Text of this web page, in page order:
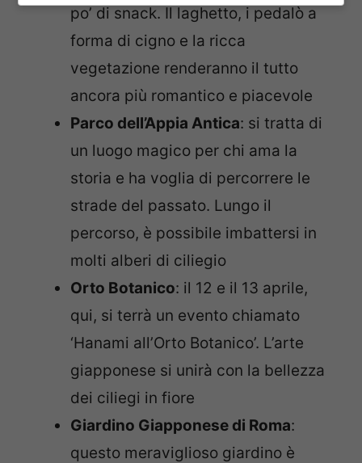
po’ di snack. Il laghetto, i pedalò a
forma di cigno e la ricca
vegetazione renderanno il tutto
ancora più romantico e piacevole
Parco dell’Appia Antica: si tratta di
un luogo magico per chi ama la
storia e ha voglia di percorrere le
strade del passato. Lungo il
percorso, è possibile imbattersi in
molti alberi di ciliegio
Orto Botanico: il 12 e il 13 aprile,
qui, si terrà un evento chiamato
‘Hanami all’Orto Botanico’. L’arte
giapponese si unirà con la bellezza
dei ciliegi in fiore
Giardino Giapponese di Roma:
questo meraviglioso giardino è